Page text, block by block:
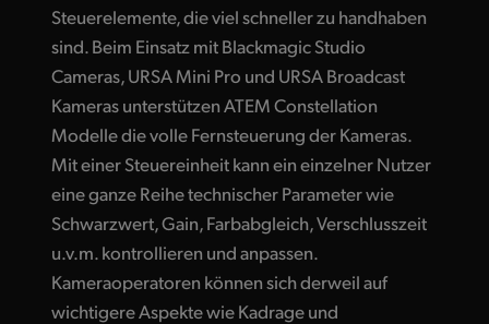
India
Italy
Japan
Mexico
Malaysia
Netherlands
Steuerelemente, die viel schneller zu handhaben
sind. Beim Einsatz mit Blackmagic Studio
Cameras, URSA Mini Pro und URSA Broadcast
Kameras unterstützen ATEM Constellation
Modelle die volle Fernsteuerung der Kameras.
Mit einer Steuereinheit kann ein einzelner Nutzer
eine ganze Reihe technischer Parameter wie
Schwarzwert, Gain, Farbabgleich, Verschlusszeit
u.v.m. kontrollieren und anpassen.
Kameraoperatoren können sich derweil auf
wichtigere Aspekte wie Kadrage und